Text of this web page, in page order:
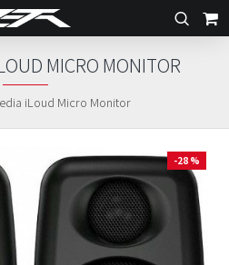
iLoud Micro Monitor
MICRO MONITOR
-28 %